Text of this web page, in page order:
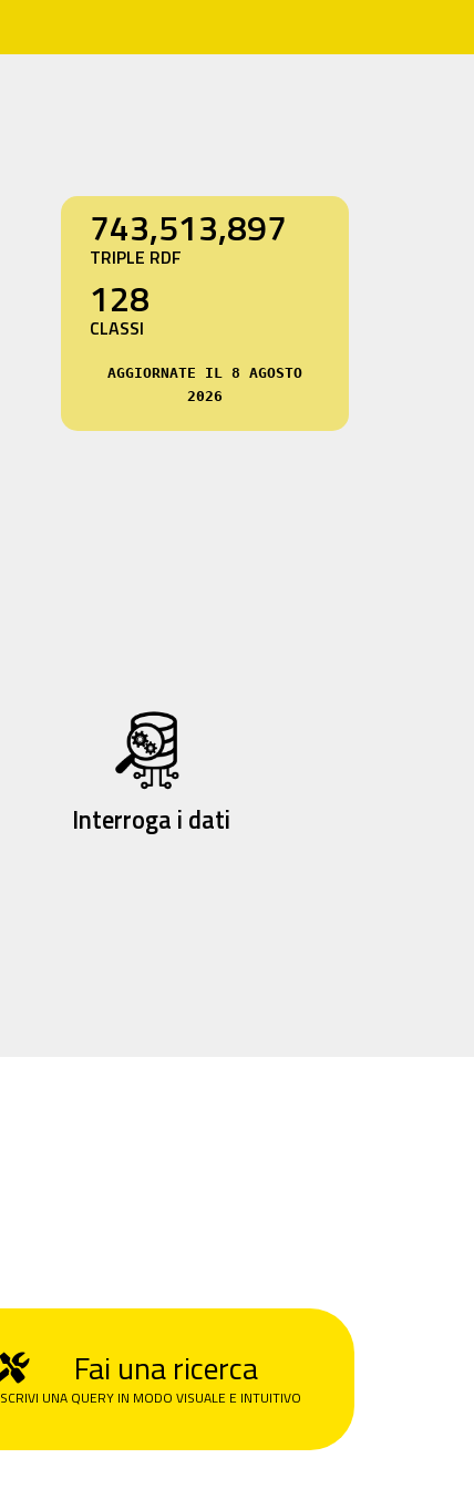
743,513,897
TRIPLE RDF
128
CLASSI
AGGIORNATE IL 8 AGOSTO
2026
Interroga i dati
Fai una ricerca
SCRIVI UNA QUERY IN MODO VISUALE E INTUITIVO